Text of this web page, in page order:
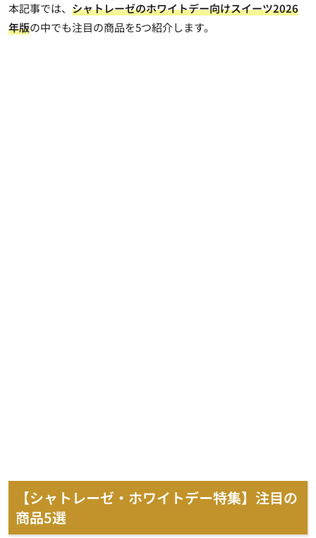
本記事では、 シャトレーゼのホワイトデー向けスイーツ2026
年版の中でも注目の商品を5つ紹介します。
【シャトレーゼ・ホワイトデー特集】注目の
商品5選